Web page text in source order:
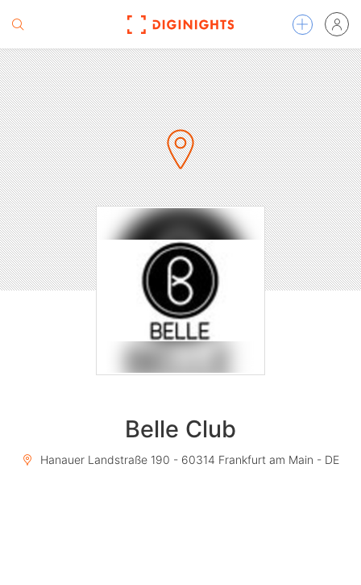
Belle Club
Hanauer Landstraße 190 - 60314 Frankfurt am Main - DE